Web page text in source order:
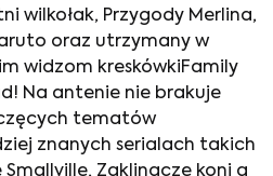
wilkołak, Przygody Merlina,
oraz utrzymany w
widzom kreskówkiFamily
Na antenie nie brakuje
tematów
znanych serialach takich
Zaklinacze koni a